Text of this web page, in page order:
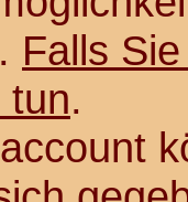
Falls
tun.